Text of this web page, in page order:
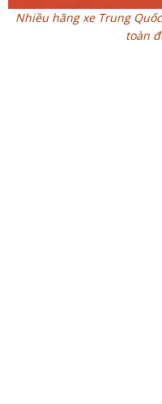
Nhiều hãng xe Trung
toàn